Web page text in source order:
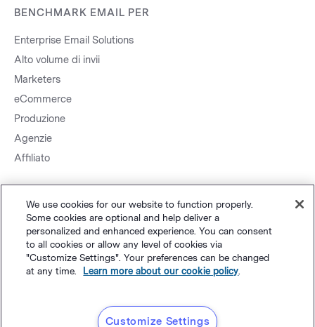
BENCHMARK EMAIL PER
Enterprise Email Solutions
Alto volume di invii
Marketers
eCommerce
Produzione
Agenzie
Affiliato
Termini
We use cookies for our website to function properly.
Some cookies are optional and help deliver a
personalized and enhanced experience. You can consent
to all cookies or allow any level of cookies via
"Customize Settings". Your preferences can be changed
at any time.
Learn more about our cookie policy.
Customize Settings